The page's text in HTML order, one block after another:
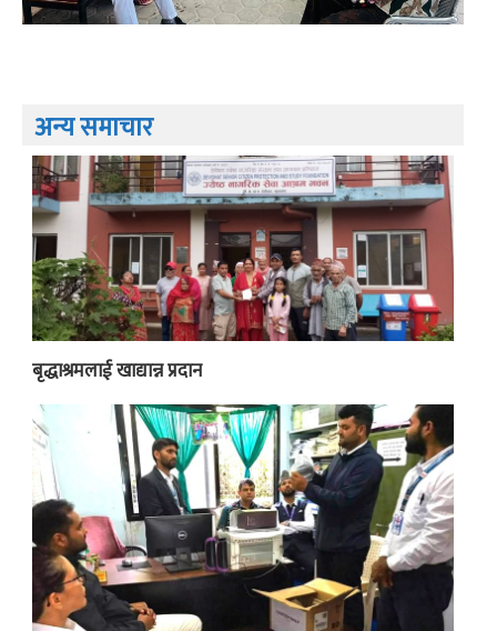
अन्य समाचार
बृद्धाश्रमलाई खाद्यान्न प्रदान